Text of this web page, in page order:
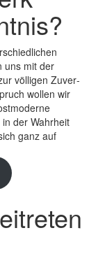
uns mit der
völligen Zuver­
wollen wir
der Wahrheit
ganz auf